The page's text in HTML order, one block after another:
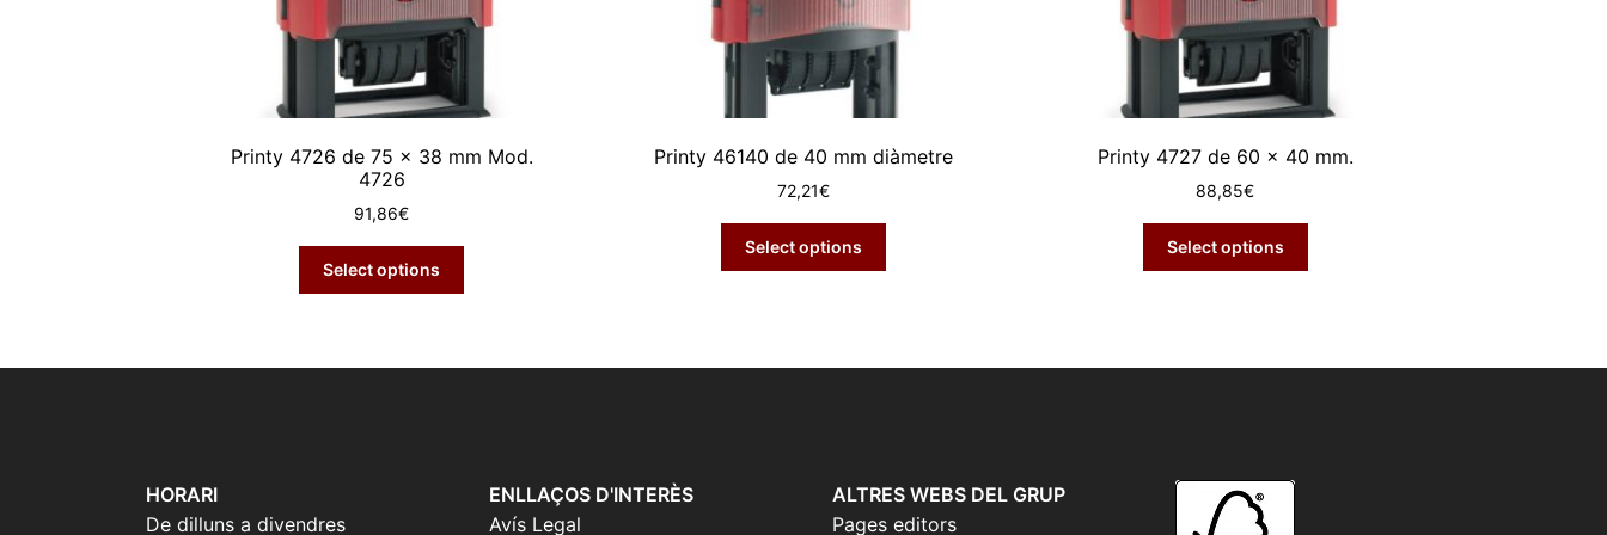
Printy 4726 de 75 x 38 mm Mod.
4726
91,86€
Select options
Printy 46140 de 40 mm diàmetre
72,21€
Select options
Printy 4727 de 60 x 40 mm.
88,85€
Select options
HORARI
De dilluns a divendres
ENLLAÇOS D'INTERÈS
Avís Legal
ALTRES WEBS DEL GRUP
Pages editors